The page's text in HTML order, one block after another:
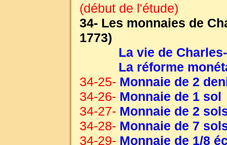
(début de l'étude)
34- Les monnaies de
1773)
La vie de
La réforme
34-25- Monnaie de 2
34-26- Monnaie de 1 sol
34-27- Monnaie de 2
34-28- Monnaie de 7
34-29- Monnaie de 1/8